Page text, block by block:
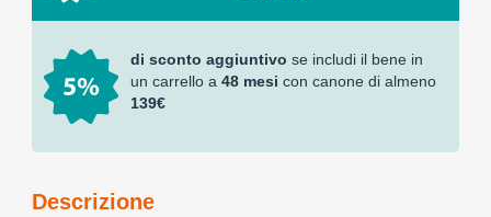
di sconto aggiuntivo se includi il bene in
un carrello a 48 mesi con canone di almeno
139€
Descrizione